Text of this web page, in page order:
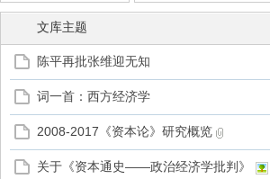
管
文库主题
陈平再批张维迎无知
词一首：西方经济学
2008-2017《资本论》研究概览
关于《资本通史——政治经济学批判》